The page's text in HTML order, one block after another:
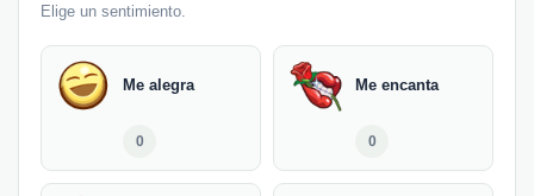
Elige un sentimiento.
Me alegra
0
Me encanta
0